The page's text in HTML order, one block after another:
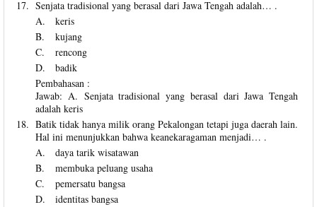
17. Senjata tradisional yang berasal dari Jawa Tengah adalah… .
A.
keris
B.
kujang
C.
rencong
D.
badik
Pembahasan :
Jawab: A. Senjata tradisional yang berasal dari Jawa Tengah
adalah keris
18. Batik tidak hanya milik orang Pekalongan tetapi juga daerah lain.
Hal ini menunjukkan bahwa keanekaragaman menjadi… .
A.
daya tarik wisatawan
B.
membuka peluang usaha
C.
pemersatu bangsa
D.
identitas bangsa